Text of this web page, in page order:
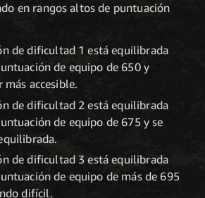
en rangos altos de puntuación
de dificultad 1 está equilibrada
de equipo de 650 y
más accesible.
de dificultad 2 está equilibrada
de equipo de 675 y se
de dificultad 3 está equilibrada
de equipo de más de 695
difícil.